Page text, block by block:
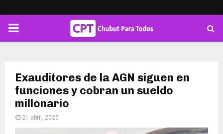
PRIMARY
Exauditores de la AGN siguen en
funciones y cobran un sueldo
millonario
21 abril, 2025